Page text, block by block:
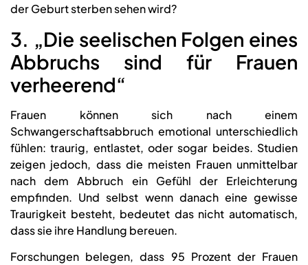
der Geburt sterben sehen wird?
3. „Die seelischen Folgen eines
Abbruchs sind für Frauen
verheerend“
Frauen können sich nach einem
Schwangerschaftsabbruch emotional unterschiedlich
fühlen: traurig, entlastet, oder sogar beides. Studien
zeigen jedoch, dass die meisten Frauen unmittelbar
nach dem Abbruch ein Gefühl der Erleichterung
empfinden. Und selbst wenn danach eine gewisse
Traurigkeit besteht, bedeutet das nicht automatisch,
dass sie ihre Handlung bereuen.
Forschungen belegen, dass 95 Prozent der Frauen